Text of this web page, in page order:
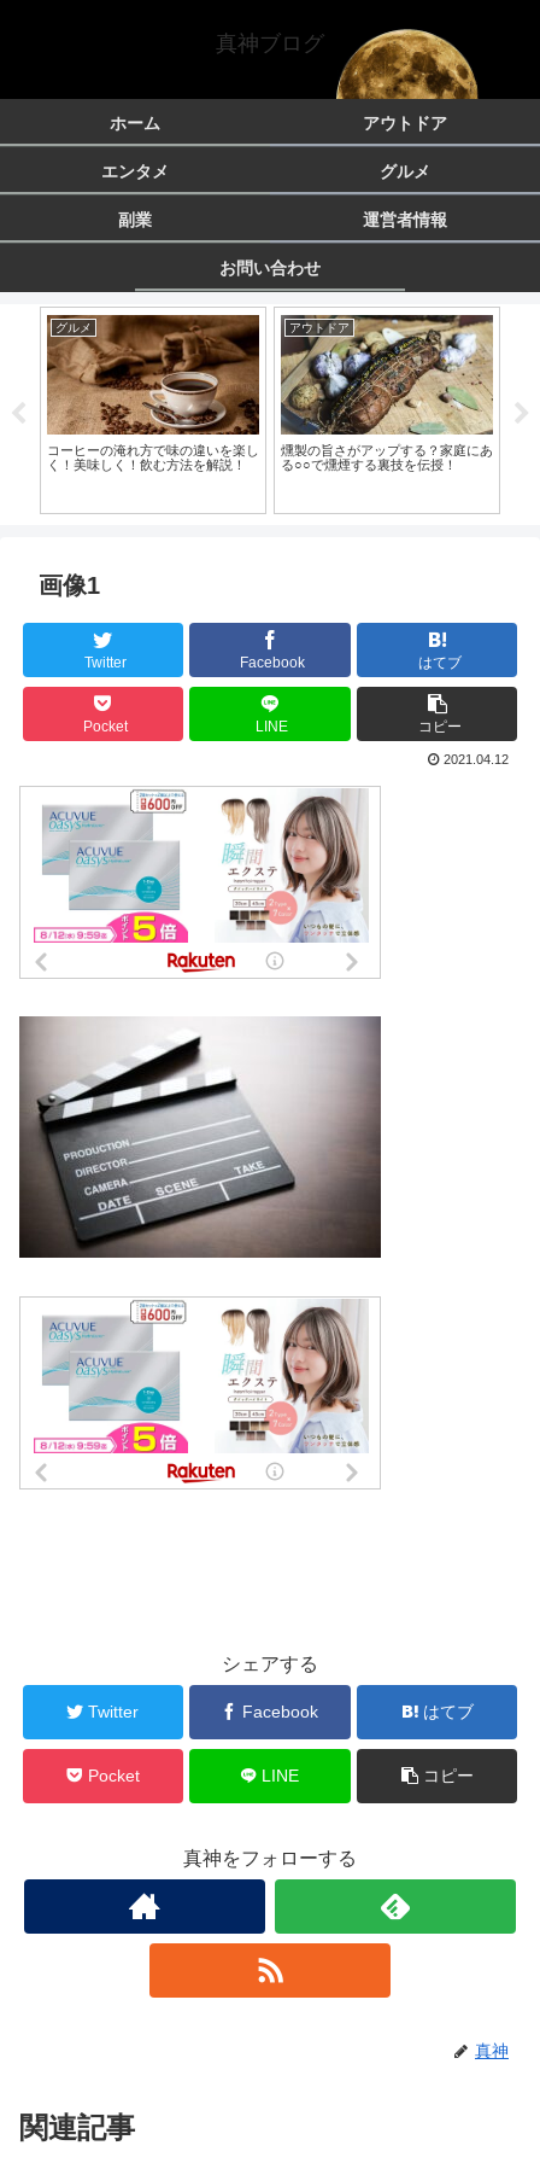
真神ブログ
ホーム アウトドア
エンタメ グルメ
副業 運営者情報
お問い合わせ
グルメ
コーヒーの淹れ方で味の違いを楽し
く！美味しく！飲む方法を解説！
アウトドア
燻製の旨さがアップする？家庭にあ
る○○で燻煙する裏技を伝授！
画像1
Twitter Facebook はてブ
Pocket LINE コピー
2021.04.12
シェアする
Twitter Facebook はてブ
Pocket LINE コピー
真神をフォローする
真神
関連記事